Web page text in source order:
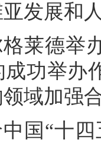
发展和
莱德举
功举办
域加强
国“十